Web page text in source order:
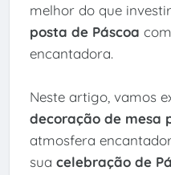
melhor do que
posta de Páscoa
encantadora.
Neste artigo, vamos
decoração de mesa
atmosfera
sua celebração de